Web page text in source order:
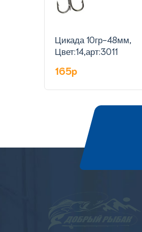
Цикада 10гр-48мм,
Цвет:14,арт:3011
165p